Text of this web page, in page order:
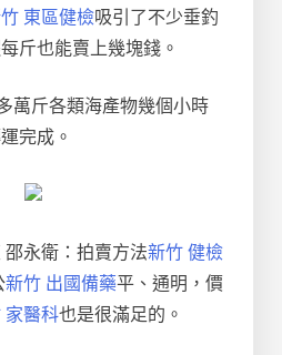
東區健檢吸引了不少垂釣
斤也能賣上幾塊錢。
萬斤各類海產物幾個小時
完成。
永衛：拍賣方法新竹 健檢
新竹 出國備藥平、通明，價
家醫科也是很滿足的。